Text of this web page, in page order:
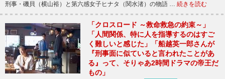
刑事・磯貝（横山裕）と第六感女子ヒナタ（関水渚）の物語 … 続きを読む
「クロスロード ～救命救急の約束～」
「人間関係、特に人を指導するのはすご
く難しいと感じた」「船越英一郎さんが
『刑事面に似ていると言われたことがあ
る』って、そりゃあ2時間ドラマの帝王だ
もの」